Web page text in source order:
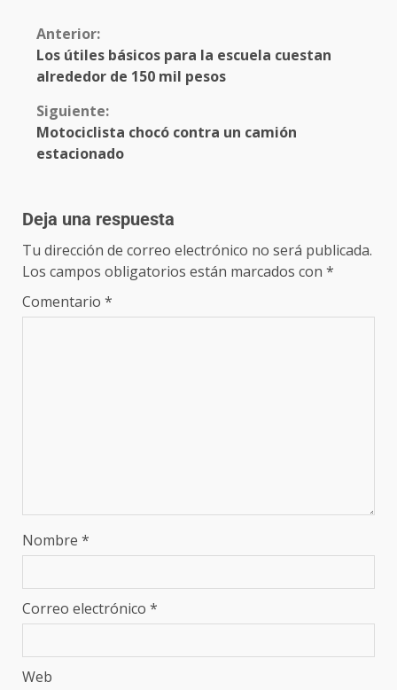
Anterior:
Los útiles básicos para la escuela cuestan
alrededor de 150 mil pesos
Siguiente:
Motociclista chocó contra un camión
estacionado
Deja una respuesta
Tu dirección de correo electrónico no será publicada.
Los campos obligatorios están marcados con *
Comentario *
Nombre *
Correo electrónico *
Web